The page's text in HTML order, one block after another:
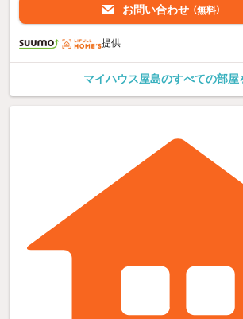
お問い合わせ （無料）
提供
マイハウス屋島のすべての部屋